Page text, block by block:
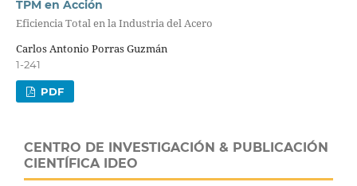
TPM en Acción
Eficiencia Total en la Industria del Acero
Carlos Antonio Porras Guzmán
1-241
PDF
CENTRO DE INVESTIGACIÓN & PUBLICACIÓN
CIENTÍFICA IDEO